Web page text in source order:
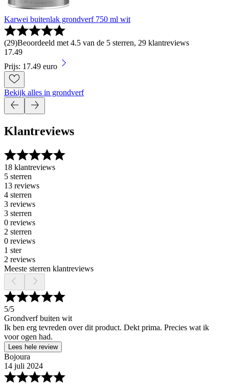
Karwei buitenlak grondverf 750 ml wit
(29)Beoordeeld met 4.5 van de 5 sterren, 29 klantreviews
17.49
Prijs: 17.49 euro
Bekijk alles in grondverf
Klantreviews
18 klantreviews
5 sterren
13 reviews
4 sterren
3 reviews
3 sterren
0 reviews
2 sterren
0 reviews
1 ster
2 reviews
Meeste sterren klantreviews
5/5
Grondverf buiten wit
Ik ben erg tevreden over dit product. Dekt prima. Precies wat ik
voor ogen had.
Lees hele review
Bojoura
14 juli 2024